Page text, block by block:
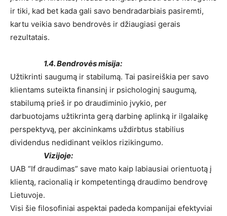
ir tiki, kad bet kada gali savo bendradarbiais pasiremti,
kartu veikia savo bendrovės ir džiaugiasi gerais
rezultatais.
1.4. Bendrovės misija:
Užtikrinti saugumą ir stabilumą. Tai pasireiškia per savo
klientams suteikta finansinį ir psichologinį saugumą,
stabilumą prieš ir po draudiminio įvykio, per
darbuotojams užtikrinta gerą darbinę aplinką ir ilgalaikę
perspektyvą, per akcininkams uždirbtus stabilius
dividendus nedidinant veiklos rizikingumo.
Vizijoje:
UAB “If draudimas” save mato kaip labiausiai orientuotą į
klientą, racionalią ir kompetentingą draudimo bendrovę
Lietuvoje.
Visi šie filosofiniai aspektai padeda kompanijai efektyviai